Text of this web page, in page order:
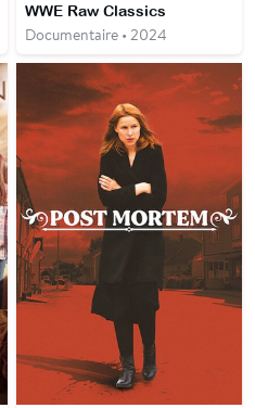
WWE Raw Classics
Documentaire • 2024